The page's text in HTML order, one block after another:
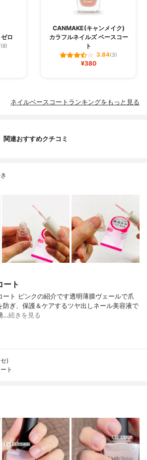
ロ
(8)
CANMAKE(キャンメイク)
カラフルネイルズ ベースコー
ト
3.84(3)
¥380
ネイルベースコートランキングをもっと見る
関連おすすめクチコミ
ート
ト ピンクの紹介です透明薄膜ヴェールで爪
防ぎ、保護＆ケアするツヤ出しネール美容液で
…続きを見る
)
ト